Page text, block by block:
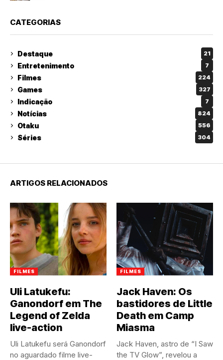
CATEGORIAS
Destaque 21
Entretenimento 7
Filmes 224
Games 327
Indicação 7
Notícias 824
Otaku 556
Séries 304
ARTIGOS RELACIONADOS
FILMES
Uli Latukefu:
Ganondorf em The
Legend of Zelda
live-action
Uli Latukefu será Ganondorf
no aguardado filme live-
FILMES
Jack Haven: Os
bastidores de Little
Death em Camp
Miasma
Jack Haven, astro de “I Saw
the TV Glow”, revelou a